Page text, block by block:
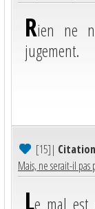
Rien ne
jugement.
[15]|
Mais, ne serait-il pas
Le mal est